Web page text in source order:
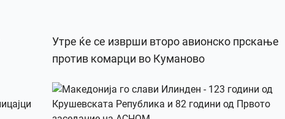
Утре ќе се изврши второ авионско прскање
против комарци во Куманово